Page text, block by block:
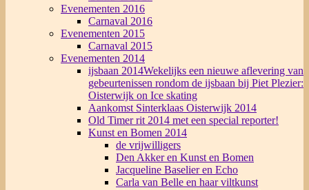
Evenementen 2016
Carnaval 2016
Evenementen 2015
Carnaval 2015
Evenementen 2014
ijsbaan 2014Wekelijks een nieuwe aflevering van
gebeurtenissen rondom de ijsbaan bij Piet Plezier:
Oisterwijk on Ice skating
Aankomst Sinterklaas Oisterwijk 2014
Old Timer rit 2014 met een special reporter!
Kunst en Bomen 2014
de vrijwilligers
Den Akker en Kunst en Bomen
Jacqueline Baselier en Echo
Carla van Belle en haar viltkunst